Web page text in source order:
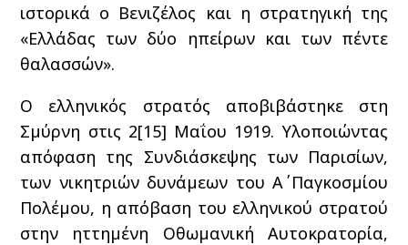
ιστορικά ο Βενιζέλος και η στρατηγική της
«Ελλάδας των δύο ηπείρων και των πέντε
θαλασσών».
Ο ελληνικός στρατός αποβιβάστηκε στη
Σμύρνη στις 2[15] Μαΐου 1919. Υλοποιώντας
απόφαση της Συνδιάσκεψης των Παρισίων,
των νικητριών δυνάμεων του Α΄ Παγκοσμίου
Πολέμου, η απόβαση του ελληνικού στρατού
στην ηττημένη Οθωμανική Αυτοκρατορία,